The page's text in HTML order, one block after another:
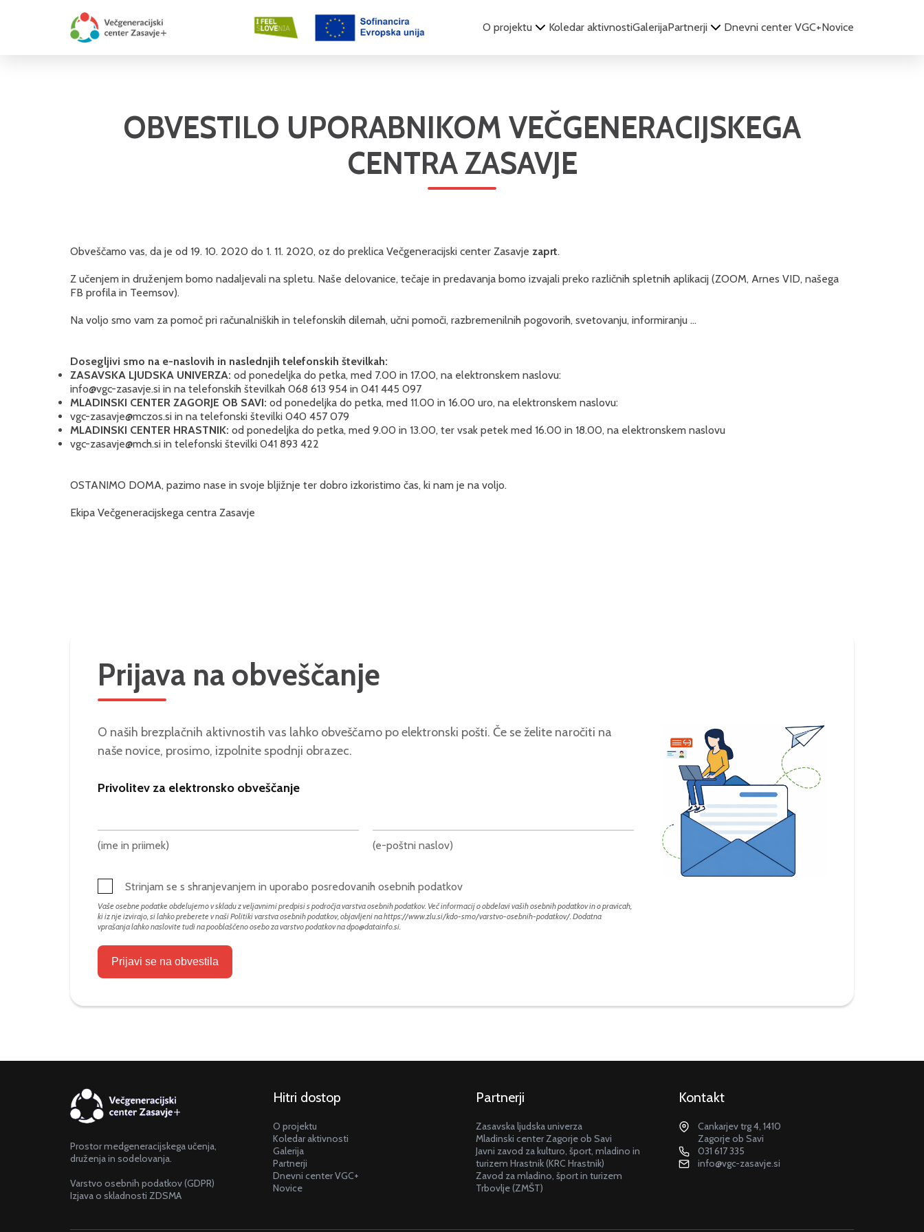
O projektu Koledar aktivnostiGalerijaPartnerji Dnevni center VGC+Novice
OBVESTILO UPORABNIKOM VEČGENERACIJSKEGA
CENTRA ZASAVJE
Obveščamo vas, da je od 19. 10. 2020 do 1. 11. 2020, oz do preklica Večgeneracijski center Zasavje zaprt.
Z učenjem in druženjem bomo nadaljevali na spletu. Naše delovanice, tečaje in predavanja bomo izvajali preko različnih spletnih aplikacij (ZOOM, Arnes VID, našega
FB profila in Teemsov).
Na voljo smo vam za pomoč pri računalniških in telefonskih dilemah, učni pomoči, razbremenilnih pogovorih, svetovanju, informiranju ...
Dosegljivi smo na e-naslovih in naslednjih telefonskih številkah:
ZASAVSKA LJUDSKA UNIVERZA: od ponedeljka do petka, med 7.00 in 17.00, na elektronskem naslovu:
info@vgc-zasavje.si in na telefonskih številkah 068 613 954 in 041 445 097
MLADINSKI CENTER ZAGORJE OB SAVI: od ponedeljka do petka, med 11.00 in 16.00 uro, na elektronskem naslovu:
vgc-zasavje@mczos.si in na telefonski številki 040 457 079
MLADINSKI CENTER HRASTNIK: od ponedeljka do petka, med 9.00 in 13.00, ter vsak petek med 16.00 in 18.00, na elektronskem naslovu
vgc-zasavje@mch.si in telefonski številki 041 893 422
OSTANIMO DOMA, pazimo nase in svoje bljižnje ter dobro izkoristimo čas, ki nam je na voljo.
Ekipa Večgeneracijskega centra Zasavje
Prijava na obveščanje
O naših brezplačnih aktivnostih vas lahko obveščamo po elektronski pošti. Če se želite naročiti na
naše novice, prosimo, izpolnite spodnji obrazec.
Privolitev za elektronsko obveščanje
(ime in priimek) (e-poštni naslov)
Strinjam se s shranjevanjem in uporabo posredovanih osebnih podatkov
Vaše osebne podatke obdelujemo v skladu z veljavnimi predpisi s področja varstva osebnih podatkov. Več informacij o obdelavi vaših osebnih podatkov in o pravicah,
ki iz nje izvirajo, si lahko preberete v naši Politiki varstva osebnih podatkov, objavljeni nahttps://www.zlu.si/kdo-smo/varstvo-osebnih-podatkov/. Dodatna
vprašanja lahko naslovite tudi na pooblaščeno osebo za varstvo podatkov nadpo@datainfo.si.
Prijavi se na obvestila
Prostor medgeneracijskega učenja,
druženja in sodelovanja.
Varstvo osebnih podatkov (GDPR)
Izjava o skladnosti ZDSMA
Hitri dostop
O projektu
Koledar aktivnosti
Galerija
Partnerji
Dnevni center VGC+
Novice
Partnerji
Zasavska ljudska univerza
Mladinski center Zagorje ob Savi
Javni zavod za kulturo, šport, mladino in
turizem Hrastnik (KRC Hrastnik)
Zavod za mladino, šport in turizem
Trbovlje (ZMŠT)
Kontakt
Cankarjev trg 4, 1410
Zagorje ob Savi
031 617 335
info@vgc-zasavje.si